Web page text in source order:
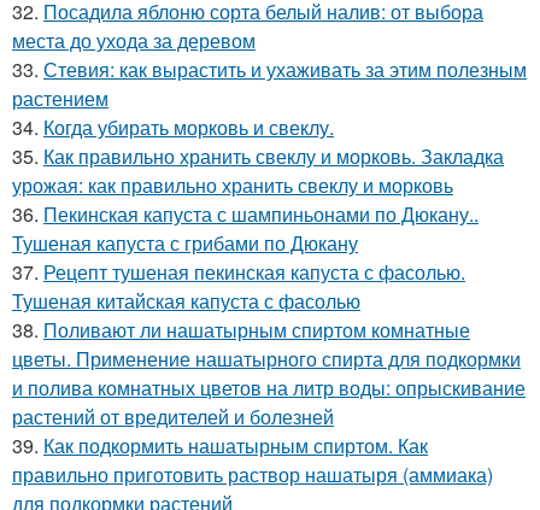
32. Посадила яблоню сорта белый налив: от выбора
места до ухода за деревом
33. Стевия: как вырастить и ухаживать за этим полезным
растением
34. Когда убирать морковь и свеклу.
35. Как правильно хранить свеклу и морковь. Закладка
урожая: как правильно хранить свеклу и морковь
36. Пекинская капуста с шампиньонами по Дюкану..
Тушеная капуста с грибами по Дюкану
37. Рецепт тушеная пекинская капуста с фасолью.
Тушеная китайская капуста с фасолью
38. Поливают ли нашатырным спиртом комнатные
цветы. Применение нашатырного спирта для подкормки
и полива комнатных цветов на литр воды: опрыскивание
растений от вредителей и болезней
39. Как подкормить нашатырным спиртом. Как
правильно приготовить раствор нашатыря (аммиака)
для подкормки растений